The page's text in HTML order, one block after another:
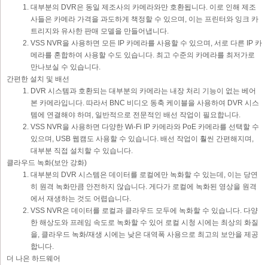
대부분의 DVR은 동일 제조사의 카메라와만 호환됩니다. 이로 인해 제조
사들은 카메라 가격을 과도하게 책정할 수 있으며, 이는 프린터와 잉크 카
트리지와 유사한 판매 모델을 만들어냅니다.
VSS NVR을 사용하면 모든 IP 카메라를 사용할 수 있으며, 서로 다른 IP 카
메라를 혼합하여 사용할 수도 있습니다. 최고 수준의 카메라를 최저가로
만나보실 수 있습니다.
간편한 설치 및 배선
DVR 시스템과 호환되는 대부분의 카메라는 내장 처리 기능이 없는 베어
본 카메라입니다. 따라서 BNC 비디오 동축 케이블을 사용하여 DVR 시스
템에 연결해야 하며, 일반적으로 전문적인 배선 작업이 필요합니다.
VSS NVR을 사용하면 다양한 Wi-Fi IP 카메라와 PoE 카메라를 선택할 수
있으며, USB 웹캠도 사용할 수 있습니다. 배선 작업이 훨씬 간편해지며,
대부분 직접 설치할 수 있습니다.
클라우드 녹화(보안 강화)
대부분의 DVR 시스템은 데이터를 로컬에만 녹화할 수 있는데, 이는 당연
히 원격 녹화만큼 안전하지 않습니다. 게다가 로컬에 녹화된 영상을 원격
에서 재생하는 것도 어렵습니다.
VSS NVR은 데이터를 로컬과 클라우드 모두에 녹화할 수 있습니다. 다양
한 해상도와 프레임 속도로 녹화할 수 있어 로컬 시청 시에는 최상의 화질
을, 클라우드 녹화/재생 시에는 낮은 대역폭 사용으로 최고의 보안을 제공
합니다.
더 나은 하드웨어